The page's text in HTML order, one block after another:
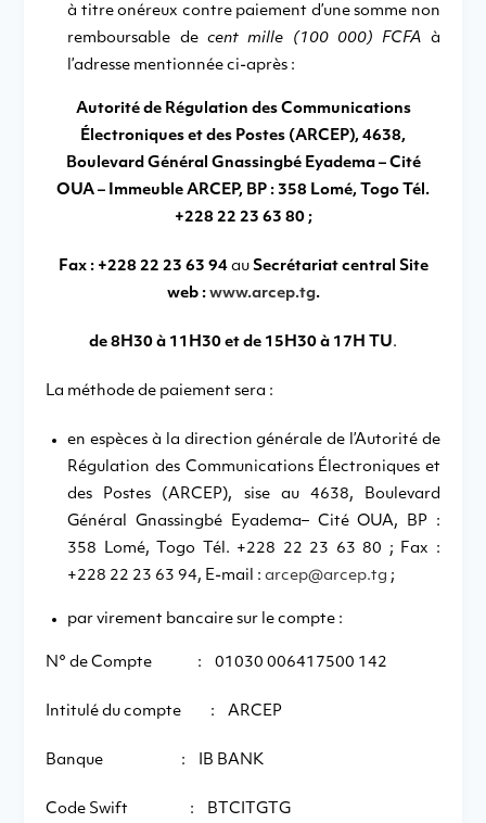
à titre onéreux contre paiement d’une somme non
remboursable decent mille (100 000) FCFA à
l’adresse mentionnée ci-après :
Autorité de Régulation des Communications
Électroniques et des Postes (ARCEP), 4638,
Boulevard Général Gnassingbé Eyadema – Cité
OUA – Immeuble ARCEP, BP : 358 Lomé, Togo Tél.
+228 22 23 63 80 ;
Fax : +228 22 23 63 94 au Secrétariat central Site
web : www.arcep.tg.
de 8H30 à 11H30 et de 15H30 à 17H TU.
La méthode de paiement sera :
en espèces à la direction générale de l’Autorité de
Régulation des Communications Électroniques et
des Postes (ARCEP), sise au 4638, Boulevard
Général Gnassingbé Eyadema– Cité OUA, BP :
358 Lomé, Togo Tél. +228 22 23 63 80 ; Fax :
+228 22 23 63 94, E-mail :arcep@arcep.tg ;
par virement bancaire sur le compte :
N° de Compte : 01030 006417500 142
Intitulé du compte : ARCEP
Banque : IB BANK
Code Swift : BTCITGTG